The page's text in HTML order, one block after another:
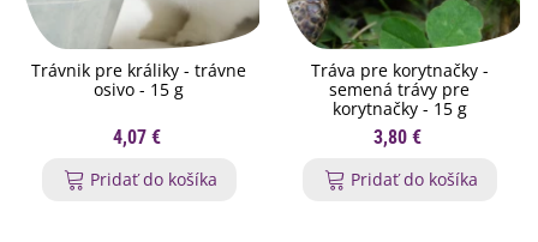
Trávnik pre králiky - trávne
osivo - 15 g
4,07 €
Pridať do košíka
Tráva pre korytnačky -
semená trávy pre
korytnačky - 15 g
3,80 €
Pridať do košíka